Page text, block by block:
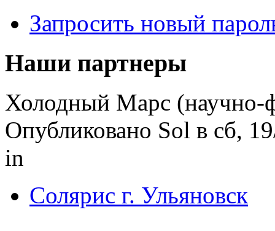
Запросить новый
Наши партнеры
Холодный Марс (научно-
Опубликовано Sol в сб,
in
Солярис г. Ульяновск